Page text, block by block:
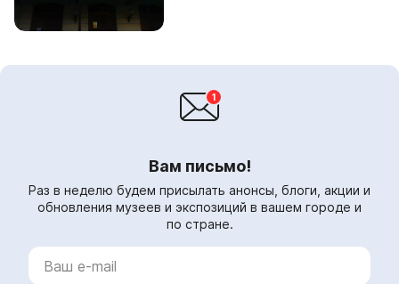
Вам письмо!
Раз в неделю будем присылать анонсы, блоги, акции и
обновления музеев и экспозиций в вашем городе и
по стране.